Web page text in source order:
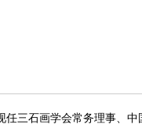
任三石画学会常务理事、